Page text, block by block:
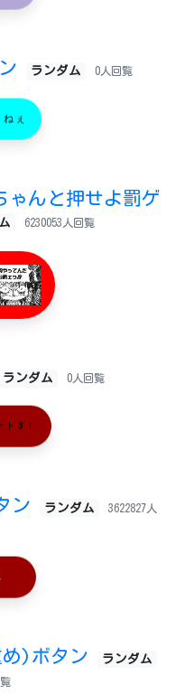
ランダム 0人回覧
ぇ
ゃんと押せよ罰ゲ
6230053人回覧
ランダム 0人回覧
3！
ン ランダム 3622827人
)ボタン ランダム